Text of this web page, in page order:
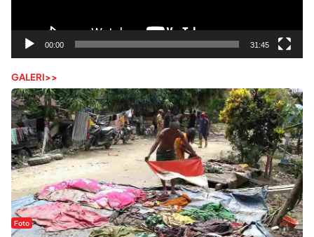
00:00 31:45
GALERI>>
Foto